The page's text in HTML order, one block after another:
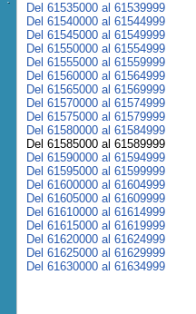
Del 61535000 al 61539999
Del 61540000 al 61544999
Del 61545000 al 61549999
Del 61550000 al 61554999
Del 61555000 al 61559999
Del 61560000 al 61564999
Del 61565000 al 61569999
Del 61570000 al 61574999
Del 61575000 al 61579999
Del 61580000 al 61584999
Del 61585000 al 61589999
Del 61590000 al 61594999
Del 61595000 al 61599999
Del 61600000 al 61604999
Del 61605000 al 61609999
Del 61610000 al 61614999
Del 61615000 al 61619999
Del 61620000 al 61624999
Del 61625000 al 61629999
Del 61630000 al 61634999